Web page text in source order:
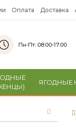
Оплата Доставка
Пн-Пт: 08:00-17:00
ЯГОДНЫЕ